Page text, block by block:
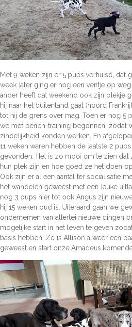
Met 9 weken zijn er 5 pups verhuisd, dat
week later ging er nog een ventje op weg
ander heeft dat weekend ook zijn plekje
hij naar het buitenland gaat (noord
tot hij de grens over mag. Toen er nog 5
we met bench-training begonnen, zodat
zindelijkheid konden werken. En
11 weken waren hebben de laatste 2
gevonden. Het is zo mooi om te zien dat
hun plek zijn en hoe goed ze het doen
Ook zijn er al een aantal ter socialisatie
het wandelen geweest met een leuke
nog 3 pups hier tot ook Angus zijn
hij 15 weken oud is. Uiteraard gaan we
ondernemen van allerlei nieuwe dingen
mogelijke start in het leven te geven
basis hebben. Zo is Allison alweer een
geweest en start onze Amadeus